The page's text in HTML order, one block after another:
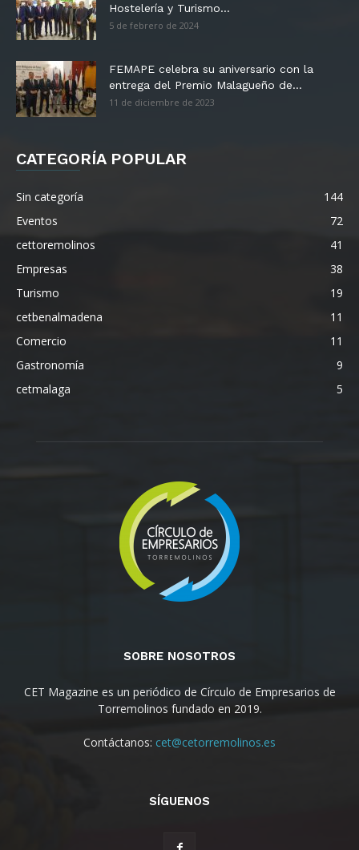
Hostelería y Turismo...
5 de febrero de 2024
FEMAPE celebra su aniversario con la
entrega del Premio Malagueño de...
11 de diciembre de 2023
CATEGORÍA POPULAR
Sin categoría
144
Eventos
72
cettoremolinos
41
Empresas
38
Turismo
19
cetbenalmadena
11
Comercio
11
Gastronomía
9
cetmalaga
5
SOBRE NOSOTROS
CET Magazine es un periódico de Círculo de Empresarios de
Torremolinos fundado en 2019.
Contáctanos: cet@cetorremolinos.es
SÍGUENOS